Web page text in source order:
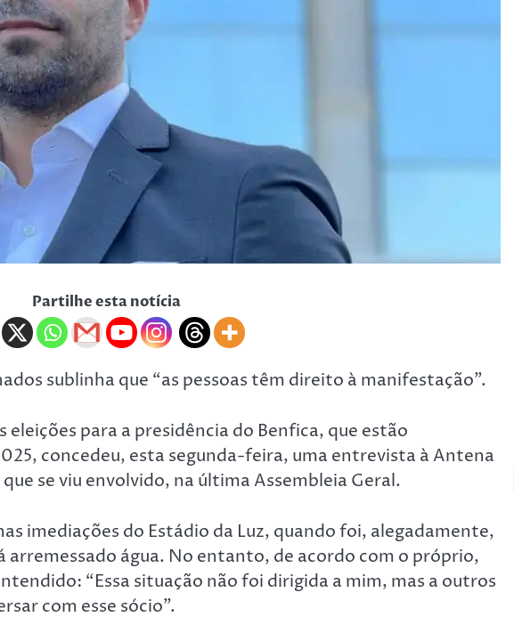
Partilhe esta notícia
sublinha que “as pessoas têm direito à manifestação”.
para a presidência do Benfica, que estão
concedeu, esta segunda-feira, uma entrevista à Antena
se viu envolvido, na última Assembleia Geral.
imediações do Estádio da Luz, quando foi, alegadamente,
arremessado água. No entanto, de acordo com o próprio,
“Essa situação não foi dirigida a mim, mas a outros
com esse sócio”.